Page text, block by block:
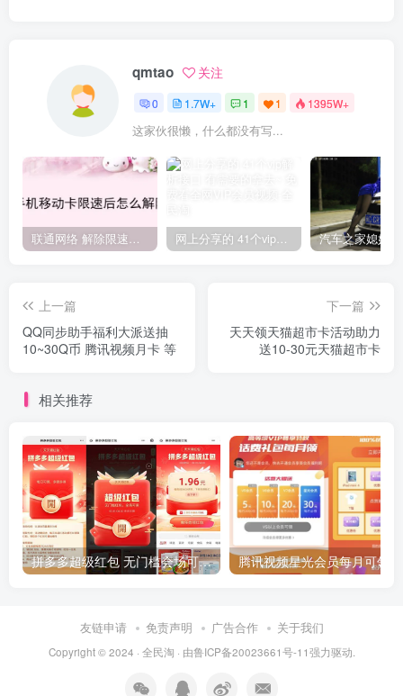
qmtao 关注
0 1.7W+ 1 1 1395W+
这家伙很懒，什么都没有写...
联通网络 解除限速方法参考！畅享、畅玩、老白干等及其它地区自测了 网上分享的 41个vip解析接口 有需要的拿去~ 免费看全网VIP会员视频
上一篇
QQ同步助手福利大派送抽
10~30Q币 腾讯视频月卡 等
下一篇
天天领天猫超市卡活动助力
送10-30元天猫超市卡
相关推荐
拼多多超级红包 无门槛会场可用 天天可领 最高88.88元
友链申请 免责声明 广告合作 关于我们
Copyright © 2024 · 全民淘 · 由鲁ICP备20023661号-11强力驱动.